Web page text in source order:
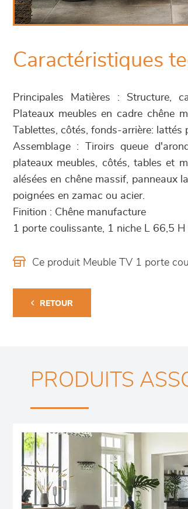
Caractéristiques
Principales Matières : Structure,
Plateaux meubles en cadre chêne
Tablettes, côtés, fonds-arrière: lattés
Assemblage : Tiroirs queue
plateaux meubles, côtés, tables et
alésées en chêne massif, panneaux
poignées en zamac ou acier.
Finition : Chêne manufacture
1 porte coulissante, 1 niche L 66,5
Ce produit Meuble TV 1 porte
RETOUR
PRODUITS